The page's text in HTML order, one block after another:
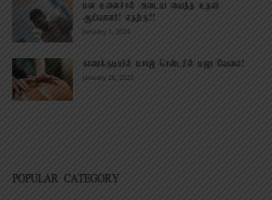
மன உளைச்சல் அடைய வைத்த உதவி
ஆய்வாளர்! எதற்கு?!
January 1, 2024
காரைக்குடியில் மசாஜ் சென்டரில் மஜா வேலை!
January 26, 2023
POPULAR CATEGORY